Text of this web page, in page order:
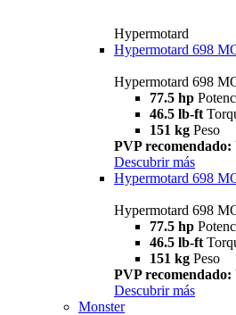
Hypermotard
Hypermotard 698
Hypermotard 698
77.5 hp
46.5 lb-ft
151 kg Peso
PVP recomendado:
Descubrir más
Hypermotard 698
Hypermotard 698
77.5 hp
46.5 lb-ft
151 kg Peso
PVP recomendado:
Descubrir más
Monster